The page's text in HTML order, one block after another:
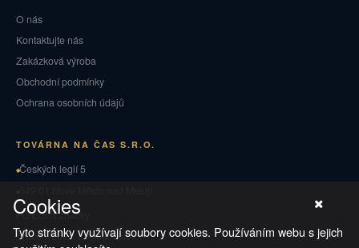
O nás
Kontaktujte nás
Zakázková výroba
Obchodní podmínky
Ochrana osobních údajů
TOVÁRNA NA ČAS S.R.O.
Českých legií 5
Puncovní značky
Vrácení zboží a reklamace
Cookies
Tyto stránky využívají soubory cookies. Používáním webu s jejich